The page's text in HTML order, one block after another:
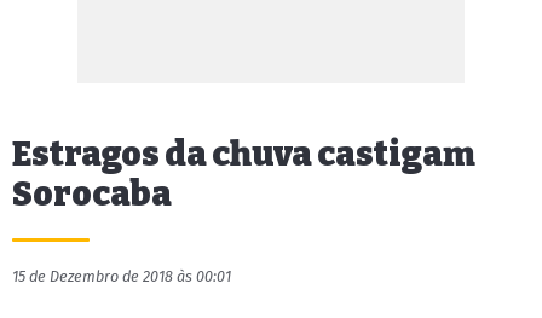
Estragos da chuva castigam
Sorocaba
15 de Dezembro de 2018 às 00:01